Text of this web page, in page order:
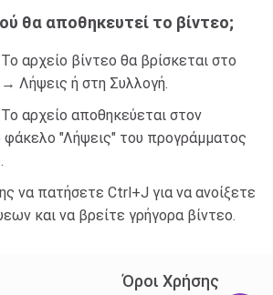
θα αποθηκευτεί το βίντεο;
αρχείο βίντεο θα βρίσκεται στο
Λήψεις ή στη Συλλογή.
αρχείο αποθηκεύεται στον
φάκελο "Λήψεις" του προγράμματος
να πατήσετε Ctrl+J για να ανοίξετε
και να βρείτε γρήγορα βίντεο.
Όροι Χρήσης